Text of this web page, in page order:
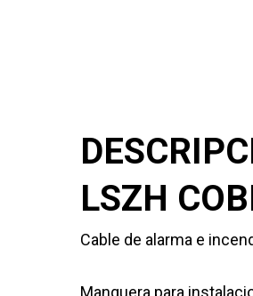
LSZH
Cable de alarma e
Manguera para